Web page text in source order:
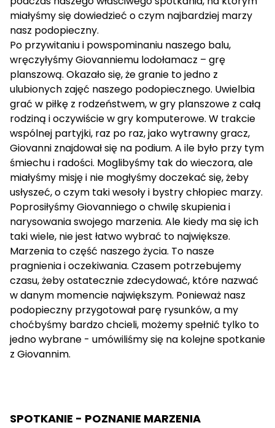
miałyśmy się dowiedzieć o czym najbardziej marzy
nasz podopieczny.
Po przywitaniu i powspominaniu naszego balu,
wręczyłyśmy Giovanniemu lodołamacz – grę
planszową. Okazało się, że granie to jedno z
ulubionych zajęć naszego podopiecznego. Uwielbia
grać w piłkę z rodzeństwem, w gry planszowe z całą
rodziną i oczywiście w gry komputerowe. W trakcie
wspólnej partyjki, raz po raz, jako wytrawny gracz,
Giovanni znajdował się na podium. A ile było przy tym
śmiechu i radości. Moglibyśmy tak do wieczora, ale
miałyśmy misję i nie mogłyśmy doczekać się, żeby
usłyszeć, o czym taki wesoły i bystry chłopiec marzy.
Poprosiłyśmy Giovanniego o chwilę skupienia i
narysowania swojego marzenia. Ale kiedy ma się ich
taki wiele, nie jest łatwo wybrać to największe.
Marzenia to część naszego życia. To nasze
pragnienia i oczekiwania. Czasem potrzebujemy
czasu, żeby ostatecznie zdecydować, które nazwać
w danym momencie największym. Ponieważ nasz
podopieczny przygotował parę rysunków, a my
choćbyśmy bardzo chcieli, możemy spełnić tylko to
jedno wybrane - umówiliśmy się na kolejne spotkanie
z Giovannim.
SPOTKANIE - POZNANIE MARZENIA